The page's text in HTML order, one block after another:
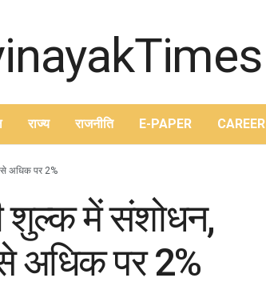
राज्य राजनीति E-PAPER CAREER
अधिक पर 2%
में संशोधन,
अधिक पर 2%